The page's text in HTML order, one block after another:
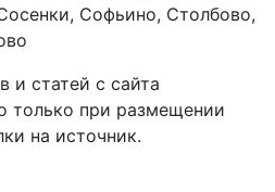
Софьино, Столбово,
и статей с сайта
только при размещении
на источник.